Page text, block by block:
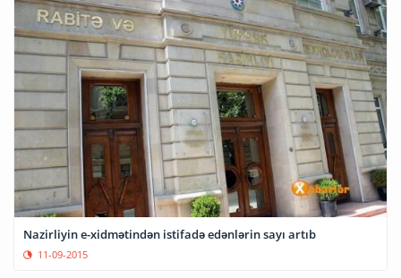
Nazirliyin e-xidmətindən istifadə edənlərin sayı artıb
11-09-2015